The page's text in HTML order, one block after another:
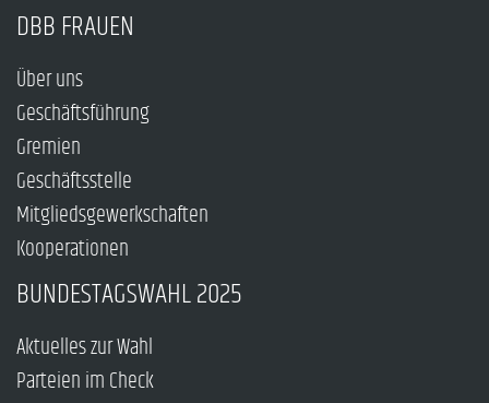
DBB FRAUEN
Über uns
Geschäftsführung
Gremien
Geschäftsstelle
Mitgliedsgewerkschaften
Kooperationen
BUNDESTAGSWAHL 2025
Aktuelles zur Wahl
Parteien im Check